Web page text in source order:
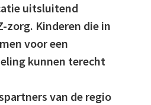
uitsluitend
zorg. Kinderen die in
voor een
kunnen terecht
van de regio